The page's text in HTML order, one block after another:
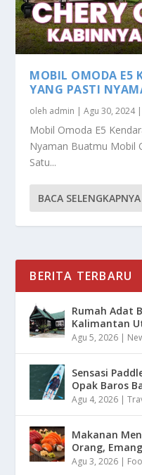
MOBIL OMODA E5
YANG PASTI
oleh admin |Agu 30, 2024|
Mobil Omoda E5
Nyaman Buatmu Mobil
Satu...
BACA SELENGKAPNYA
BERITA TERBARU
Rumah Adat
Kalimantan
Agu 5, 2026 |
Sensasi
Opak Baros
Agu 4, 2026 |
Makanan
Orang,
Agu 3, 2026 |